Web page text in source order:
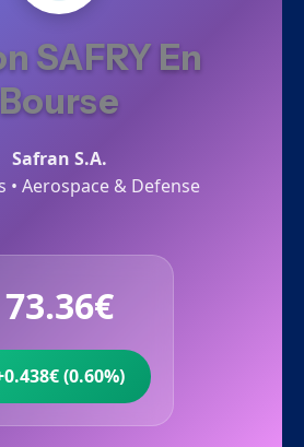
SAFRY En
Bourse
Safran S.A.
• Aerospace & Defense
73.36€
(0.60%)